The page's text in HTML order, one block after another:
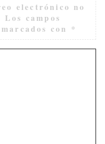
electrónico no
Los campos
con *